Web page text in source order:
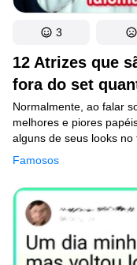
12 Atrizes que
fora do set
Famosos
Normalmente, ao falar
melhores e piores
alguns de seus looks no
de filmagem e eventos
talentosas com
sobre a vida.
3